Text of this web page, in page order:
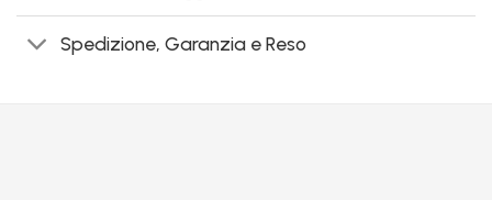
Spedizione, Garanzia e Reso